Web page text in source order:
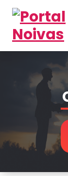
inspirações e